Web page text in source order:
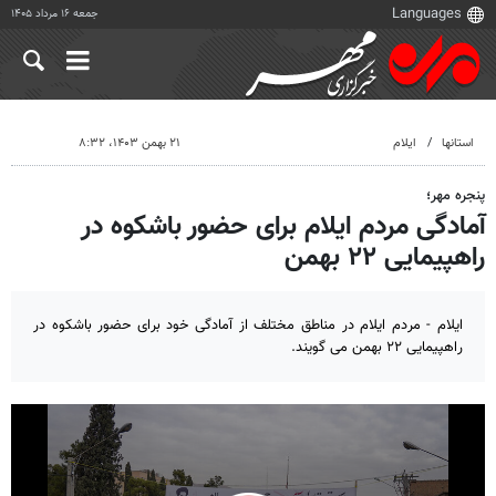
جمعه ۱۶ مرداد ۱۴۰۵
استانها ایلام ۲۱ بهمن ۱۴۰۳، ۸:۳۲
پنجره مهر؛
آمادگی مردم ایلام برای حضور باشکوه در
راهپیمایی ۲۲ بهمن
ایلام - مردم ایلام در مناطق مختلف از آمادگی خود برای حضور باشکوه در
راهپیمایی ۲۲ بهمن می گویند.